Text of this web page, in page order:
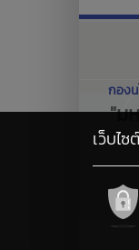
กองน
"ม
เว็บไ